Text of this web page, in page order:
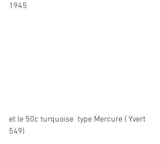
1945
et le 50c turquoise  type Mercure ( Yvert
549)